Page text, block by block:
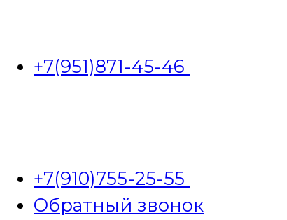
+7(951)871-45-46
+7(910)755-25-55
Обратный звонок